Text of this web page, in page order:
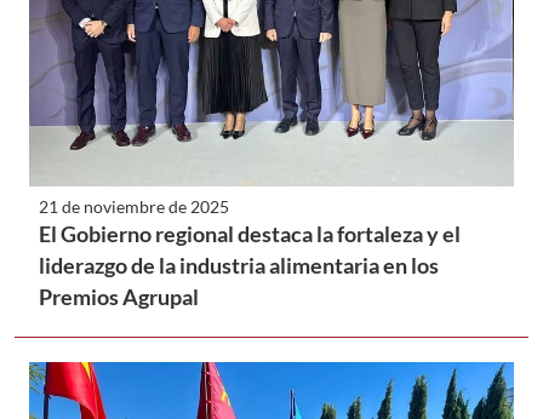
21 de noviembre de 2025
El Gobierno regional destaca la fortaleza y el
liderazgo de la industria alimentaria en los
Premios Agrupal